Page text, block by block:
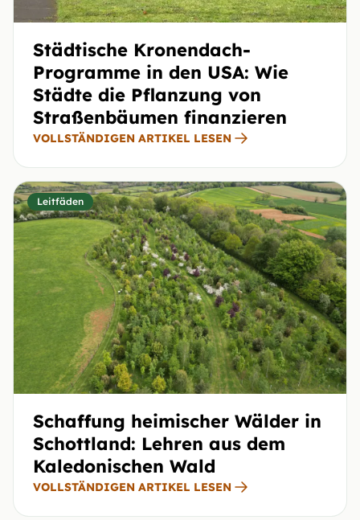
Städtische Kronendach-
Programme in den USA: Wie
Städte die Pflanzung von
Straßenbäumen finanzieren
VOLLSTÄNDIGEN ARTIKEL LESEN
Leitfäden
Schaffung heimischer Wälder in
Schottland: Lehren aus dem
Kaledonischen Wald
VOLLSTÄNDIGEN ARTIKEL LESEN